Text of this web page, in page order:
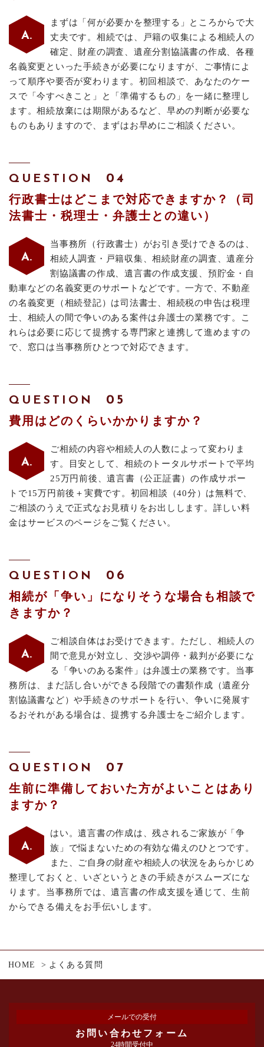
まずは「何が必要かを整理する」ところからで大
丈夫です。相続では、戸籍の収集による相続人の
確定、財産の調査、遺産分割協議書の作成、各種
名義変更といった手続きが必要になりますが、ご事情によ
って順序や要否が変わります。初回相談で、あなたのケー
スで「今すべきこと」と「準備するもの」を一緒に整理し
ます。相続放棄には期限があるなど、早めの判断が必要な
ものもありますので、まずはお早めにご相談ください。
QUESTION
行政書士はどこまで対応できますか？（司
法書士・税理士・弁護士との違い）
当事務所（行政書士）がお引き受けできるのは、
相続人調査・戸籍収集、相続財産の調査、遺産分
割協議書の作成、遺言書の作成支援、預貯金・自
動車などの名義変更のサポートなどです。一方で、不動産
の名義変更（相続登記）は司法書士、相続税の申告は税理
士、相続人の間で争いのある案件は弁護士の業務です。こ
れらは必要に応じて提携する専門家と連携して進めますの
で、窓口は当事務所ひとつで対応できます。
QUESTION
費用はどのくらいかかりますか？
ご相続の内容や相続人の人数によって変わりま
す。目安として、相続のトータルサポートで平均
25万円前後、遺言書（公正証書）の作成サポー
トで15万円前後＋実費です。初回相談（40分）は無料で、
ご相談のうえで正式なお見積りをお出しします。詳しい料
金はサービスのページをご覧ください。
QUESTION
相続が「争い」になりそうな場合も相談で
きますか？
ご相談自体はお受けできます。ただし、相続人の
間で意見が対立し、交渉や調停・裁判が必要にな
る「争いのある案件」は弁護士の業務です。当事
務所は、まだ話し合いができる段階での書類作成（遺産分
割協議書など）や手続きのサポートを行い、争いに発展す
るおそれがある場合は、提携する弁護士をご紹介します。
QUESTION
生前に準備しておいた方がよいことはあり
ますか？
はい。遺言書の作成は、残されるご家族が「争
族」で悩まないための有効な備えのひとつです。
また、ご自身の財産や相続人の状況をあらかじめ
整理しておくと、いざというときの手続きがスムーズにな
ります。当事務所では、遺言書の作成支援を通じて、生前
からできる備えをお手伝いします。
HOME よくある質問
メールでの受付
お問い合わせフォーム
24時間受付中